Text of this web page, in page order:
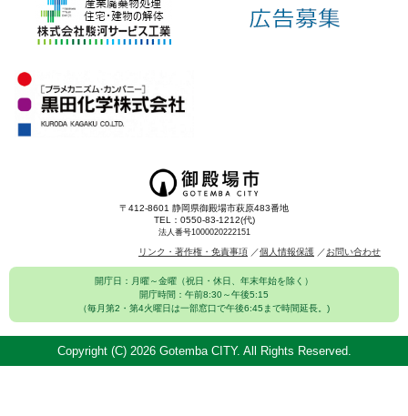
〒412-8601 静岡県御殿場市萩原483番地
TEL：0550-83-1212(代)
法人番号1000020222151
リンク・著作権・免責事項 個人情報保護 お問い合わせ
開庁日：月曜～金曜（祝日・休日、年末年始を除く）
開庁時間：午前8:30～午後5:15
（毎月第2・第4火曜日は一部窓口で午後6:45まで時間延長。)
Copyright (C) 2026 Gotemba CITY. All Rights Reserved.